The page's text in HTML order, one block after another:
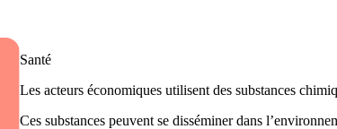
Santé
Les acteurs économiques utilisent des substances
Ces substances peuvent se disséminer dans